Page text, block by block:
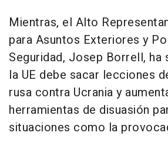
Mientras, el Alto
para Asuntos Exteriores y
Seguridad, Josep Borrell, ha
la UE debe sacar lecciones
rusa contra Ucrania y
herramientas de disuasión
situaciones como la